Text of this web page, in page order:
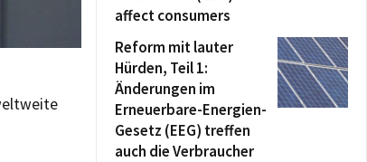
affect consumers
Reform mit lauter
Hürden, Teil 1:
Änderungen im
Erneuerbare-Energien-
Gesetz (EEG) treffen
auch die Verbraucher